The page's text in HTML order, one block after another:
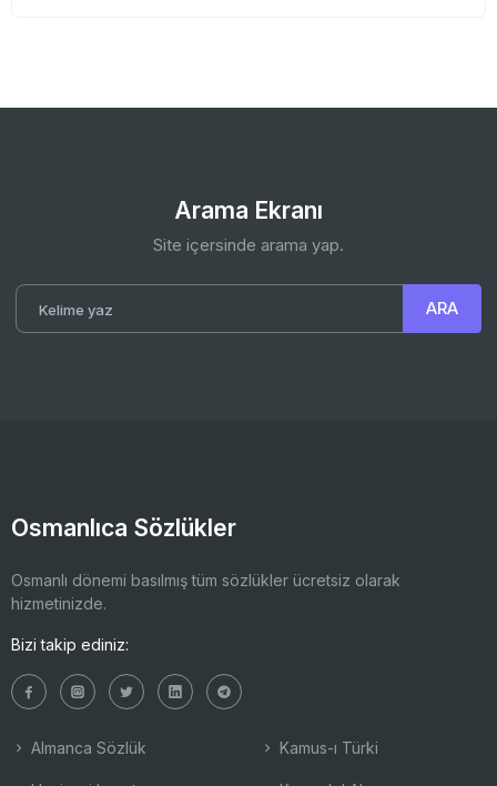
Arama Ekranı
Site içersinde arama yap.
Osmanlıca Sözlükler
Osmanlı dönemi basılmış tüm sözlükler ücretsiz olarak
hizmetinizde.
Bizi takip ediniz:
Almanca Sözlük Kamus-ı Türki